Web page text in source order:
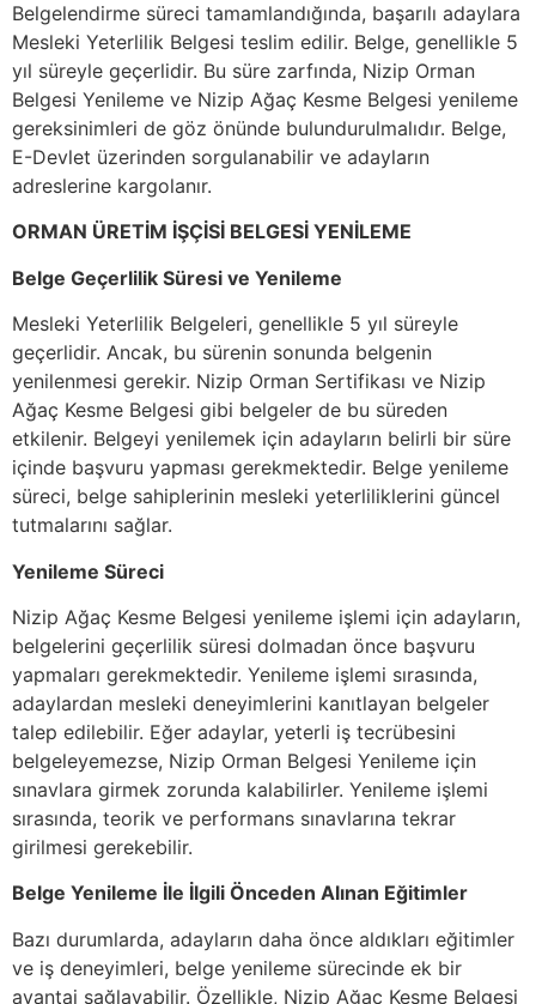
Belgelendirme süreci tamamlandığında, başarılı adaylara
Mesleki Yeterlilik Belgesi teslim edilir. Belge, genellikle 5
yıl süreyle geçerlidir. Bu süre zarfında, Nizip Orman
Belgesi Yenileme ve Nizip Ağaç Kesme Belgesi yenileme
gereksinimleri de göz önünde bulundurulmalıdır. Belge,
E-Devlet üzerinden sorgulanabilir ve adayların
adreslerine kargolanır.
ORMAN ÜRETİM İŞÇİSİ BELGESİ YENİLEME
Belge Geçerlilik Süresi ve Yenileme
Mesleki Yeterlilik Belgeleri, genellikle 5 yıl süreyle
geçerlidir. Ancak, bu sürenin sonunda belgenin
yenilenmesi gerekir. Nizip Orman Sertifikası ve Nizip
Ağaç Kesme Belgesi gibi belgeler de bu süreden
etkilenir. Belgeyi yenilemek için adayların belirli bir süre
içinde başvuru yapması gerekmektedir. Belge yenileme
süreci, belge sahiplerinin mesleki yeterliliklerini güncel
tutmalarını sağlar.
Yenileme Süreci
Nizip Ağaç Kesme Belgesi yenileme işlemi için adayların,
belgelerini geçerlilik süresi dolmadan önce başvuru
yapmaları gerekmektedir. Yenileme işlemi sırasında,
adaylardan mesleki deneyimlerini kanıtlayan belgeler
talep edilebilir. Eğer adaylar, yeterli iş tecrübesini
belgeleyemezse, Nizip Orman Belgesi Yenileme için
sınavlara girmek zorunda kalabilirler. Yenileme işlemi
sırasında, teorik ve performans sınavlarına tekrar
girilmesi gerekebilir.
Belge Yenileme İle İlgili Önceden Alınan Eğitimler
Bazı durumlarda, adayların daha önce aldıkları eğitimler
ve iş deneyimleri, belge yenileme sürecinde ek bir
avantaj sağlayabilir. Özellikle, Nizip Ağaç Kesme Belgesi